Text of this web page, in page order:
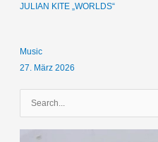
JULIAN KITE „WORLDS“
Music
27. März 2026
c